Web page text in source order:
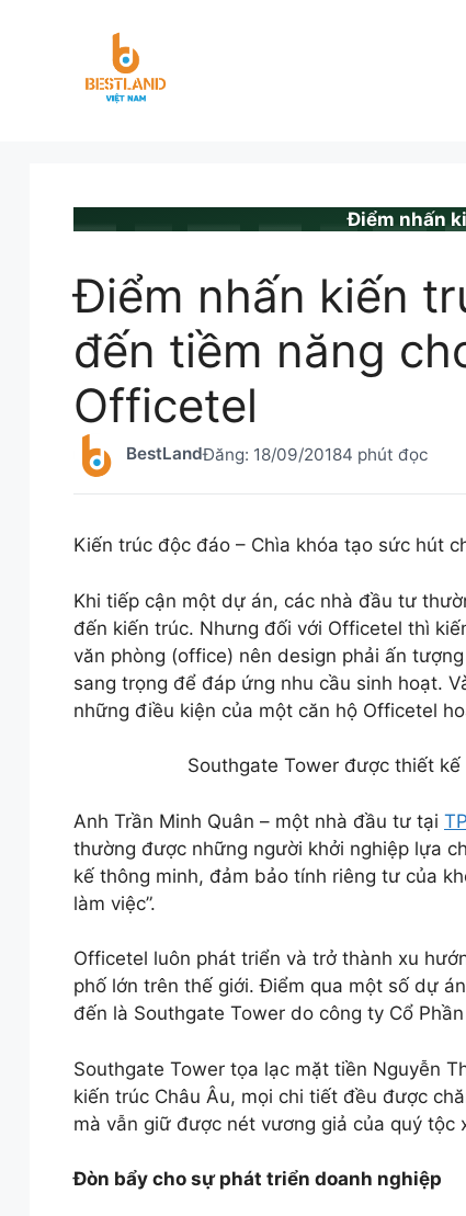
BESTLAND.VN•TIN TỨC
Điểm nhấn
Điểm nhấn kiến
đến tiềm năng
Officetel
BestLandĐăng: 18/09/20184 phút đọc
Kiến trúc độc đáo – Chìa khóa tạo sức hút
Khi tiếp cận một dự án, các nhà đầu tư
đến kiến trúc. Nhưng đối với Officetel thì
văn phòng (office) nên design phải ấn
sang trọng để đáp ứng nhu cầu sinh hoạt.
những điều kiện của một căn hộ Officetel
Southgate Tower được thiết
Anh Trần Minh Quân – một nhà đầu tư tại
thường được những người khởi nghiệp lựa
kế thông minh, đảm bảo tính riêng tư của
làm việc”.
Officetel luôn phát triển và trở thành xu
phố lớn trên thế giới. Điểm qua một số dự
đến là Southgate Tower do công ty Cổ
Southgate Tower tọa lạc mặt tiền Nguyễn
kiến trúc Châu Âu, mọi chi tiết đều được
mà vẫn giữ được nét vương giả của quý tộc
Đòn bẩy cho sự phát triển doanh nghiệp